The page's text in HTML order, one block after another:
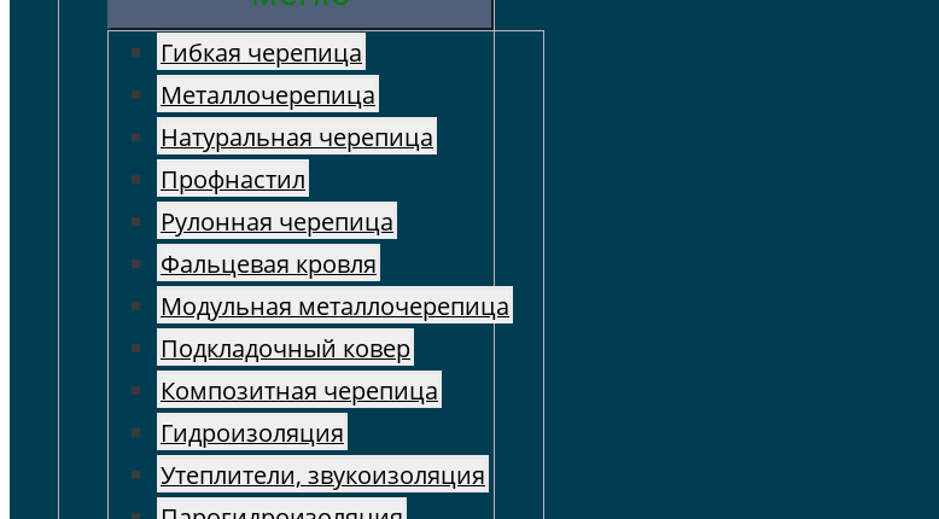
Гибкая черепица
Металлочерепица
Натуральная черепица
Профнастил
Рулонная черепица
Фальцевая кровля
Модульная металлочерепица
Подкладочный ковер
Композитная черепица
Гидроизоляция
Утеплители, звукоизоляция